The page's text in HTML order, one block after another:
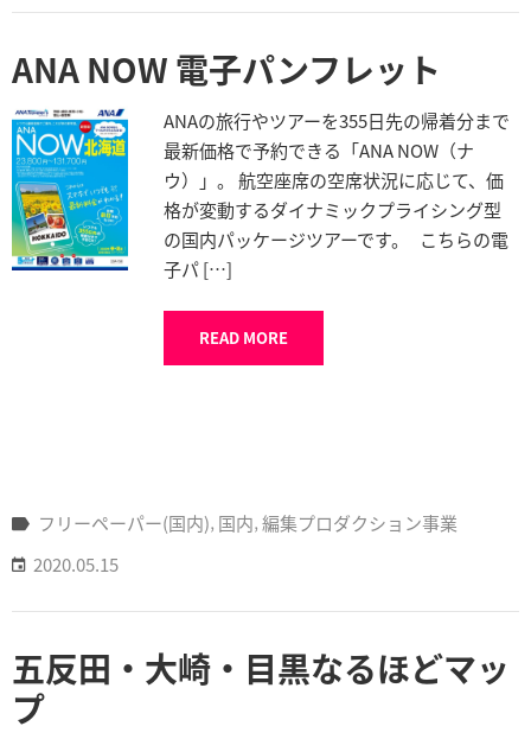
ANA NOW 電子パンフレット
ANAの旅行やツアーを355日先の帰着分まで
最新価格で予約できる「ANA NOW（ナ
ウ）」。 航空座席の空席状況に応じて、価
格が変動するダイナミックプライシング型
の国内パッケージツアーです。 こちらの電
子パ […]
READ MORE
フリーペーパー(国内)‚ 国内‚編集プロダクション事業
2020.05.15
五反田・大崎・目黒なるほどマッ
プ